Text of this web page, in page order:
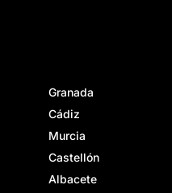
Granada
Cádiz
Murcia
Castellón
Albacete